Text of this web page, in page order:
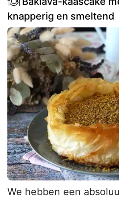
knapperig en smeltend
We hebben een